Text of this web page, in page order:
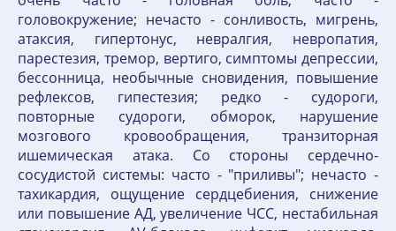
головокружение; нечасто - сонливость, мигрень,
атаксия, гипертонус, невралгия, невропатия,
парестезия, тремор, вертиго, симптомы депрессии,
бессонница, необычные сновидения, повышение
рефлексов, гипестезия; редко - судороги,
повторные судороги, обморок, нарушение
мозгового кровообращения, транзиторная
ишемическая атака. Со стороны сердечно-
сосудистой системы: часто - "приливы"; нечасто -
тахикардия, ощущение сердцебиения, снижение
или повышение АД, увеличение ЧСС, нестабильная